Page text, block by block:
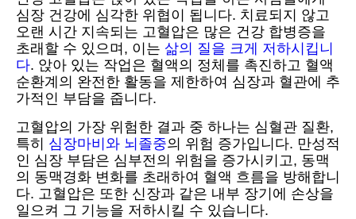
심장 건강에 심각한 위협이 됩니다. 치료되지 않고
오랜 시간 지속되는 고혈압은 많은 건강 합병증을
초래할 수 있으며, 이는 삶의 질을 크게 저하시킵니
다. 앉아 있는 작업은 혈액의 정체를 촉진하고 혈액
순환계의 완전한 활동을 제한하여 심장과 혈관에 추
가적인 부담을 줍니다.
고혈압의 가장 위험한 결과 중 하나는 심혈관 질환,
특히 심장마비와 뇌졸중의 위험 증가입니다. 만성적
인 심장 부담은 심부전의 위험을 증가시키고, 동맥
의 동맥경화 변화를 초래하여 혈액 흐름을 방해합니
다. 고혈압은 또한 신장과 같은 내부 장기에 손상을
일으켜 그 기능을 저하시킬 수 있습니다.